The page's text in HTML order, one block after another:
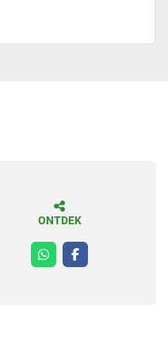
ONTDEK
whatsappfacebook